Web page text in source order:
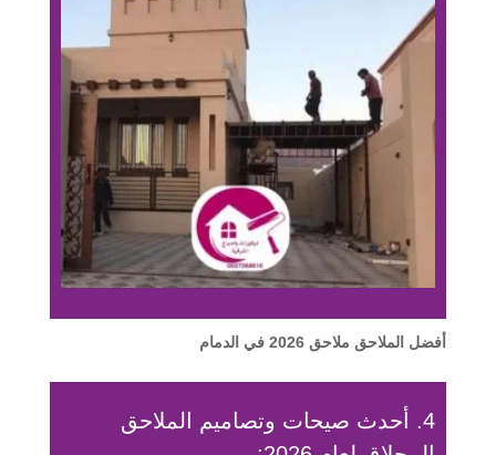
أفضل الملاحق ملاحق 2026 في الدمام
4. أحدث صيحات وتصاميم الملاحق